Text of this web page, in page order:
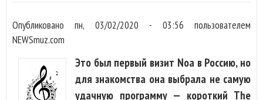
Опубликованопн, 03/02/2020 - 03:56 пользователем
NEWSmuz.com
Это был первый визит Noa в Россию, но
для знакомства она выбрала не самую
удачную программу — короткий The